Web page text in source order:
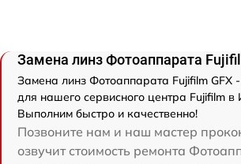
Замена линз Фотоаппарата
Замена линз Фотоаппарата Fujifilm GFX
для нашего сервисного центра Fujifilm в
Выполним быстро и качественно!
Позвоните нам и наш мастер
озвучит стоимость ремонта